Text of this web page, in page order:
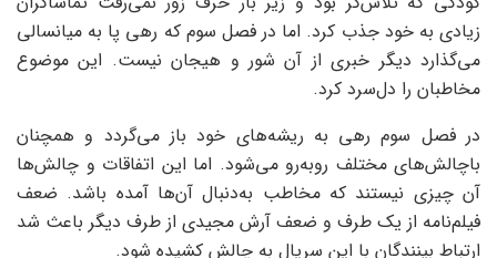
زیادی به خود جذب کرد. اما در فصل سوم که رهی پا به میانسالی
می‌گذارد دیگر خبری از آن شور و هیجان نیست. این موضوع
مخاطبان را دل‌سرد کرد.
در فصل سوم رهی به ریشه‌های خود باز می‌گردد و همچنان
باچالش‌های مختلف روبه‌رو می‌شود. اما این اتفاقات و چالش‌ها
آن چیزی نیستند که مخاطب به‌دنبال آن‌ها آمده باشد. ضعف
فیلم‌نامه از یک طرف و ضعف آرش مجیدی از طرف دیگر باعث شد
ارتباط بینندگان با این سریال به چالش کشیده شود.